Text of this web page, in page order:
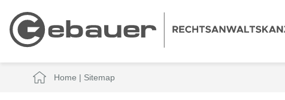
Home | Sitemap